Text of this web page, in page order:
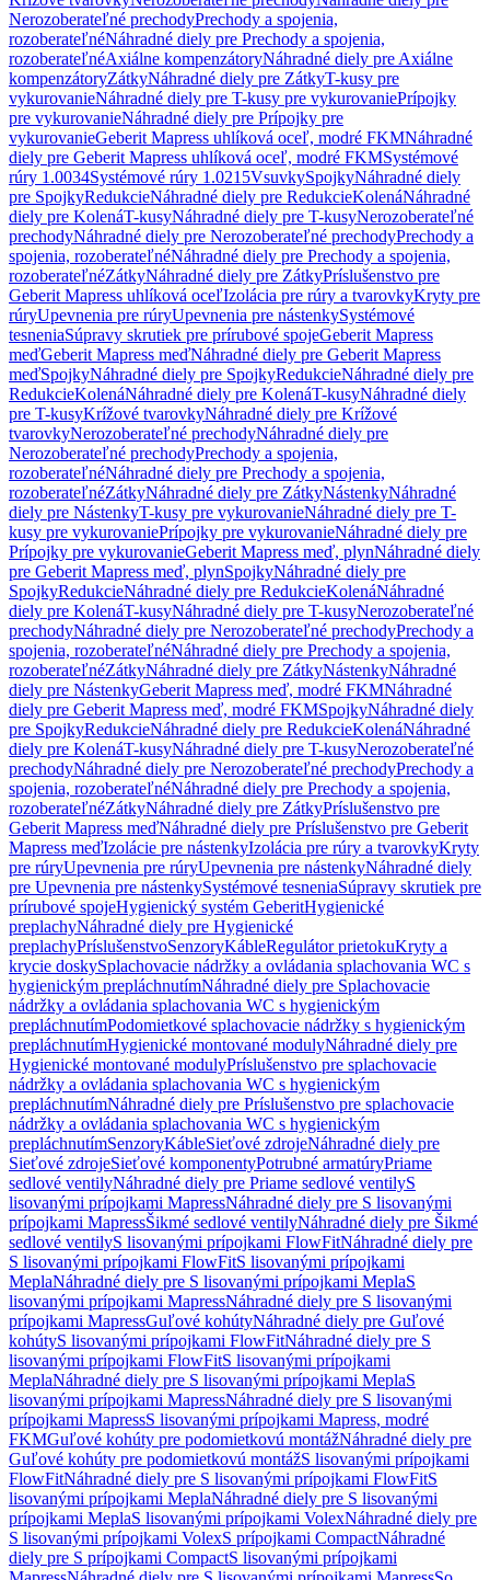
Nerozoberateľné prechodyPrechody a spojenia,
rozoberateľnéNáhradné diely pre Prechody a spojenia,
rozoberateľnéAxiálne kompenzátoryNáhradné diely pre Axiálne
kompenzátoryZátkyNáhradné diely pre ZátkyT-kusy pre
vykurovanieNáhradné diely pre T-kusy pre vykurovaniePrípojky
pre vykurovanieNáhradné diely pre Prípojky pre
vykurovanieGeberit Mapress uhlíková oceľ, modré FKMNáhradné
diely pre Geberit Mapress uhlíková oceľ, modré FKMSystémové
rúry 1.0034Systémové rúry 1.0215VsuvkySpojkyNáhradné diely
pre SpojkyRedukcieNáhradné diely pre RedukcieKolenáNáhradné
diely pre KolenáT-kusyNáhradné diely pre T-kusyNerozoberateľné
prechodyNáhradné diely pre Nerozoberateľné prechodyPrechody a
spojenia, rozoberateľnéNáhradné diely pre Prechody a spojenia,
rozoberateľnéZátkyNáhradné diely pre ZátkyPríslušenstvo pre
Geberit Mapress uhlíková oceľIzolácia pre rúry a tvarovkyKryty pre
rúryUpevnenia pre rúryUpevnenia pre nástenkySystémové
tesneniaSúpravy skrutiek pre prírubové spojeGeberit Mapress
meďGeberit Mapress meďNáhradné diely pre Geberit Mapress
meďSpojkyNáhradné diely pre SpojkyRedukcieNáhradné diely pre
RedukcieKolenáNáhradné diely pre KolenáT-kusyNáhradné diely
pre T-kusyKrížové tvarovkyNáhradné diely pre Krížové
tvarovkyNerozoberateľné prechodyNáhradné diely pre
Nerozoberateľné prechodyPrechody a spojenia,
rozoberateľnéNáhradné diely pre Prechody a spojenia,
rozoberateľnéZátkyNáhradné diely pre ZátkyNástenkyNáhradné
diely pre NástenkyT-kusy pre vykurovanieNáhradné diely pre T-
kusy pre vykurovaniePrípojky pre vykurovanieNáhradné diely pre
Prípojky pre vykurovanieGeberit Mapress meď, plynNáhradné diely
pre Geberit Mapress meď, plynSpojkyNáhradné diely pre
SpojkyRedukcieNáhradné diely pre RedukcieKolenáNáhradné
diely pre KolenáT-kusyNáhradné diely pre T-kusyNerozoberateľné
prechodyNáhradné diely pre Nerozoberateľné prechodyPrechody a
spojenia, rozoberateľnéNáhradné diely pre Prechody a spojenia,
rozoberateľnéZátkyNáhradné diely pre ZátkyNástenkyNáhradné
diely pre NástenkyGeberit Mapress meď, modré FKMNáhradné
diely pre Geberit Mapress meď, modré FKMSpojkyNáhradné diely
pre SpojkyRedukcieNáhradné diely pre RedukcieKolenáNáhradné
diely pre KolenáT-kusyNáhradné diely pre T-kusyNerozoberateľné
prechodyNáhradné diely pre Nerozoberateľné prechodyPrechody a
spojenia, rozoberateľnéNáhradné diely pre Prechody a spojenia,
rozoberateľnéZátkyNáhradné diely pre ZátkyPríslušenstvo pre
Geberit Mapress meďNáhradné diely pre Príslušenstvo pre Geberit
Mapress meďIzolácie pre nástenkyIzolácia pre rúry a tvarovkyKryty
pre rúryUpevnenia pre rúryUpevnenia pre nástenkyNáhradné diely
pre Upevnenia pre nástenkySystémové tesneniaSúpravy skrutiek pre
prírubové spojeHygienický systém GeberitHygienické
preplachyNáhradné diely pre Hygienické
preplachyPríslušenstvoSenzoryKábleRegulátor prietokuKryty a
krycie doskySplachovacie nádržky a ovládania splachovania WC s
hygienickým prepláchnutímNáhradné diely pre Splachovacie
nádržky a ovládania splachovania WC s hygienickým
prepláchnutímPodomietkové splachovacie nádržky s hygienickým
prepláchnutímHygienické montované modulyNáhradné diely pre
Hygienické montované modulyPríslušenstvo pre splachovacie
nádržky a ovládania splachovania WC s hygienickým
prepláchnutímNáhradné diely pre Príslušenstvo pre splachovacie
nádržky a ovládania splachovania WC s hygienickým
prepláchnutímSenzoryKábleSieťové zdrojeNáhradné diely pre
Sieťové zdrojeSieťové komponentyPotrubné armatúryPriame
sedlové ventilyNáhradné diely pre Priame sedlové ventilyS
lisovanými prípojkami MapressNáhradné diely pre S lisovanými
prípojkami MapressŠikmé sedlové ventilyNáhradné diely pre Šikmé
sedlové ventilyS lisovanými prípojkami FlowFitNáhradné diely pre
S lisovanými prípojkami FlowFitS lisovanými prípojkami
MeplaNáhradné diely pre S lisovanými prípojkami MeplaS
lisovanými prípojkami MapressNáhradné diely pre S lisovanými
prípojkami MapressGuľové kohútyNáhradné diely pre Guľové
kohútyS lisovanými prípojkami FlowFitNáhradné diely pre S
lisovanými prípojkami FlowFitS lisovanými prípojkami
MeplaNáhradné diely pre S lisovanými prípojkami MeplaS
lisovanými prípojkami MapressNáhradné diely pre S lisovanými
prípojkami MapressS lisovanými prípojkami Mapress, modré
FKMGuľové kohúty pre podomietkovú montážNáhradné diely pre
Guľové kohúty pre podomietkovú montážS lisovanými prípojkami
FlowFitNáhradné diely pre S lisovanými prípojkami FlowFitS
lisovanými prípojkami MeplaNáhradné diely pre S lisovanými
prípojkami MeplaS lisovanými prípojkami VolexNáhradné diely pre
S lisovanými prípojkami VolexS prípojkami CompactNáhradné
diely pre S prípojkami CompactS lisovanými prípojkami